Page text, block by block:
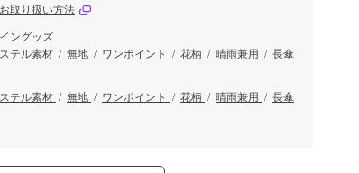
取り扱い方法
ングッズ
テル素材 / 無地 / ワンポイント / 花柄 / 晴雨兼用 / 長傘
テル素材 / 無地 / ワンポイント / 花柄 / 晴雨兼用 / 長傘